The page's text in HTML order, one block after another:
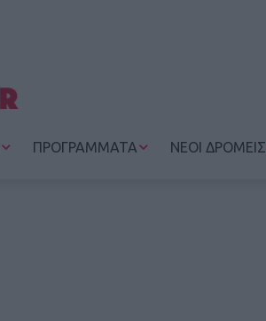
ΠΡΟΓΡΑΜΜΑΤΑ ΝΕΟΙ ΔΡΟΜΕΙΣ